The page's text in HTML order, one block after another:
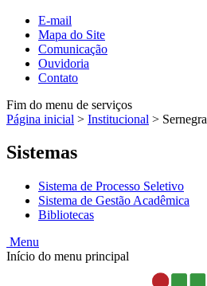
E-mail
Mapa do Site
Comunicação
Ouvidoria
Contato
Fim do menu de serviços
Página inicial > Institucional > Sernegra
Sistemas
Sistema de Processo Seletivo
Sistema de Gestão Acadêmica
Bibliotecas
Menu
Início do menu principal